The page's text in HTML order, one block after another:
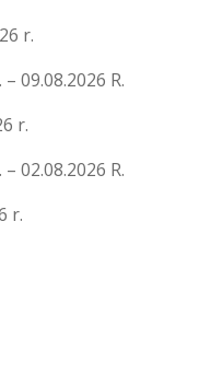
r.
09.08.2026 R.
r.
02.08.2026 R.
r.